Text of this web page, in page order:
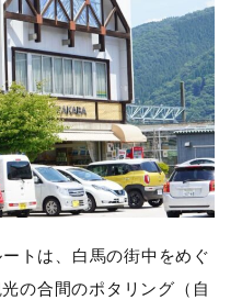
トは、白馬の街中をめぐ
の合間のポタリング（自